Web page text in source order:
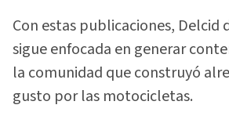
Con estas publicaciones, Delcid
sigue enfocada en generar
la comunidad que construyó
gusto por las motocicletas.